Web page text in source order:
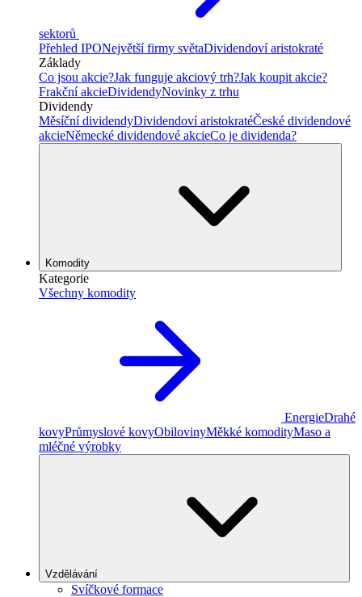
sektorů
Přehled IPONejvětší firmy světaDividendoví aristokraté
Základy
Co jsou akcie?Jak funguje akciový trh?Jak koupit akcie?
Frakční akcieDividendyNovinky z trhu
Dividendy
Měsíční dividendyDividendoví aristokratéČeské dividendové
akcieNěmecké dividendové akcieCo je dividenda?
Komodity
Kategorie
Všechny komodity
EnergieDrahé
kovyPrůmyslové kovyObilovinyMěkké komodityMaso a
mléčné výrobky
Vzdělávání
Svíčkové formace